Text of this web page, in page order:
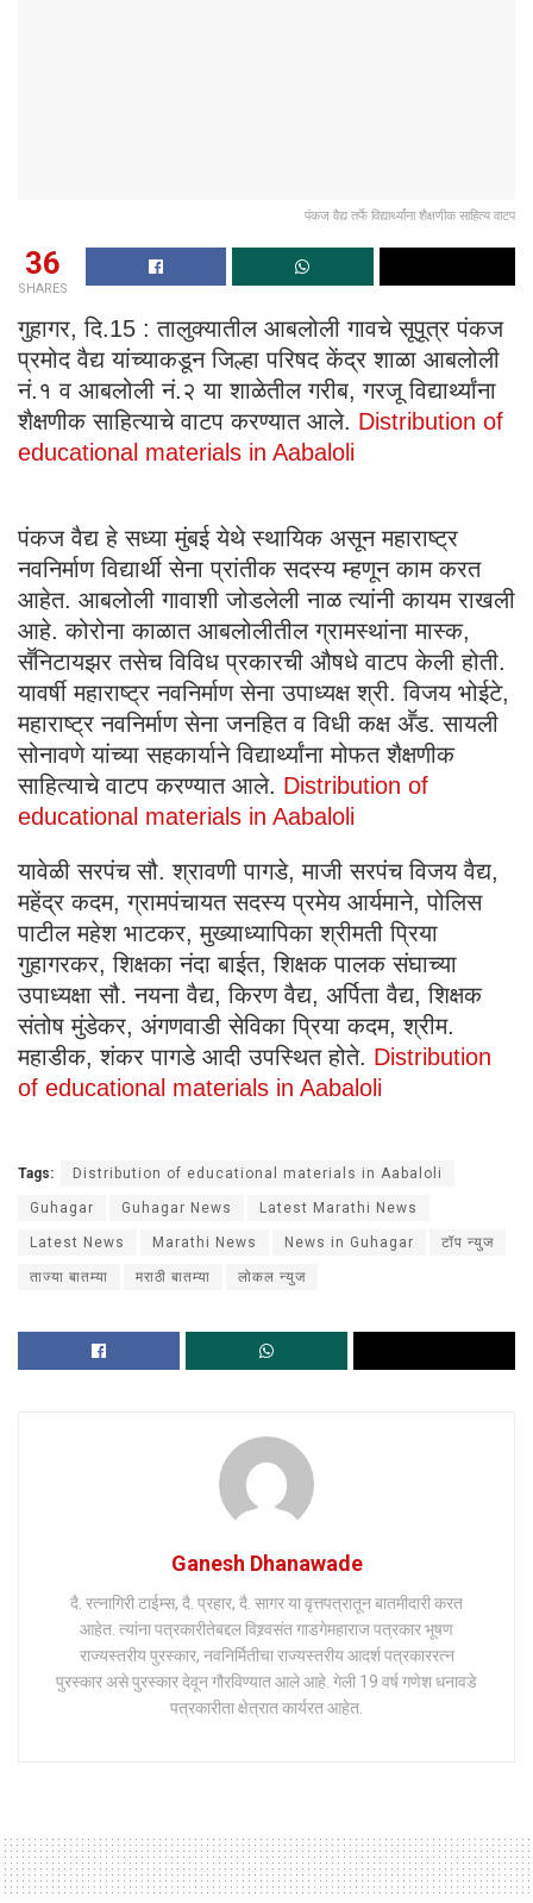
पंकज वैद्य तर्फे विद्यार्थ्यांना शैक्षणीक साहित्य वाटप
36
SHARES
गुहागर, दि.15 : तालुक्यातील आबलोली गावचे सूपूत्र पंकज
प्रमोद वैद्य यांच्याकडून जिल्हा परिषद केंद्र शाळा आबलोली
नं.१ व आबलोली नं.२ या शाळेतील गरीब, गरजू विद्यार्थ्यांना
शैक्षणीक साहित्याचे वाटप करण्यात आले. Distribution of
educational materials in Aabaloli
पंकज वैद्य हे सध्या मुंबई येथे स्थायिक असून महाराष्ट्र
नवनिर्माण विद्यार्थी सेना प्रांतीक सदस्य म्हणून काम करत
आहेत. आबलोली गावाशी जोडलेली नाळ त्यांनी कायम राखली
आहे. कोरोना काळात आबलोलीतील ग्रामस्थांना मास्क,
सॕनिटायझर तसेच विविध प्रकारची औषधे वाटप केली होती.
यावर्षी महाराष्ट्र नवनिर्माण सेना उपाध्यक्ष श्री. विजय भोईटे,
महाराष्ट्र नवनिर्माण सेना जनहित व विधी कक्ष अॕड. सायली
सोनावणे यांच्या सहकार्याने विद्यार्थ्यांना मोफत शैक्षणीक
साहित्याचे वाटप करण्यात आले. Distribution of
educational materials in Aabaloli
यावेळी सरपंच सौ. श्रावणी पागडे, माजी सरपंच विजय वैद्य,
महेंद्र कदम, ग्रामपंचायत सदस्य प्रमेय आर्यमाने, पोलिस
पाटील महेश भाटकर, मुख्याध्यापिका श्रीमती प्रिया
गुहागरकर, शिक्षका नंदा बाईत, शिक्षक पालक संघाच्या
उपाध्यक्षा सौ. नयना वैद्य, किरण वैद्य, अर्पिता वैद्य, शिक्षक
संतोष मुंडेकर, अंगणवाडी सेविका प्रिया कदम, श्रीम.
महाडीक, शंकर पागडे आदी उपस्थित होते. Distribution
of educational materials in Aabaloli
Tags: Distribution of educational materials in Aabaloli
Guhagar Guhagar News Latest Marathi News
Latest News Marathi News News in Guhagar टॉप न्युज
ताज्या बातम्या मराठी बातम्या लोकल न्युज
Ganesh Dhanawade
दै. रत्नागिरी टाईम्स, दै. प्रहार, दै. सागर या वृत्तपत्रातून बातमीदारी करत
आहेत. त्यांना पत्रकारीतेबद्दल विश्र्वसंत गाडगेमहाराज पत्रकार भूषण
राज्यस्तरीय पुरस्कार, नवनिर्मितीचा राज्यस्तरीय आदर्श पत्रकाररत्न
पुरस्कार असे पुरस्कार देवून गौरविण्यात आले आहे. गेली 19 वर्ष गणेश धनावडे
पत्रकारीता क्षेत्रात कार्यरत आहेत.